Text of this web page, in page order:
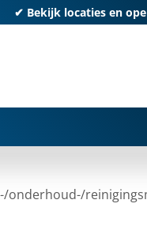
✔ Bekijk locaties en
onderhoud-/